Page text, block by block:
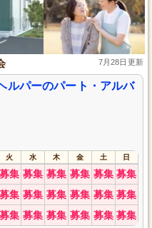
7月28日更新
ルパーのパート・アルバ
火 水 木 金 土 日
募集 募集 募集 募集 募集 募集
募集 募集 募集 募集 募集 募集
募集 募集 募集 募集 募集 募集